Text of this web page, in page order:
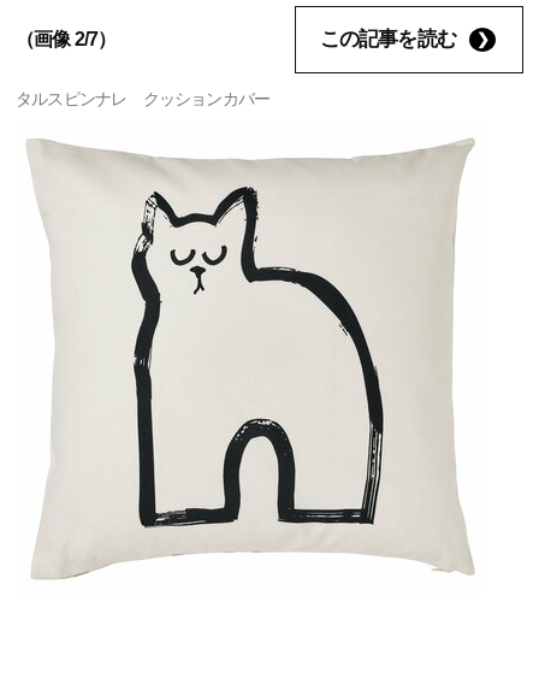
（画像 2/7） この記事を読む
タルスピンナレ クッションカバー